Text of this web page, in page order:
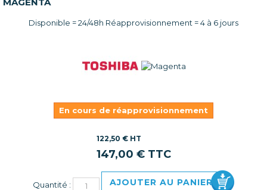
Disponible = 24/48h Réapprovisionnement = 4 à 6 jours
En cours de réapprovisionnement
122,50 € HT
147,00 € TTC
Quantité : AJOUTER AU PANIER